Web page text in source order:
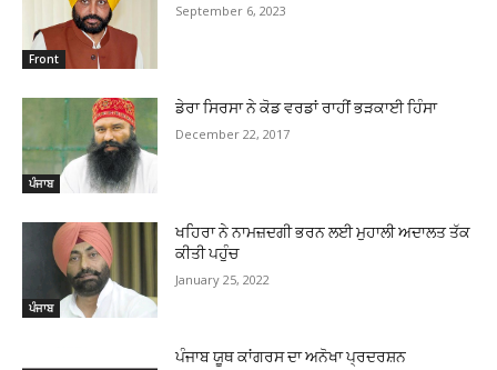
Front
September 6, 2023
ਪੰਜਾਬ
ਡੇਰਾ ਸਿਰਸਾ ਨੇ ਕੋਡ ਵਰਡਾਂ ਰਾਹੀਂ ਭੜਕਾਈ ਹਿੰਸਾ
December 22, 2017
ਪੰਜਾਬ
ਖਹਿਰਾ ਨੇ ਨਾਮਜ਼ਦਗੀ ਭਰਨ ਲਈ ਮੁਹਾਲੀ ਅਦਾਲਤ ਤੱਕ
ਕੀਤੀ ਪਹੁੰਚ
January 25, 2022
ਪੰਜਾਬ ਯੂਥ ਕਾਂਗਰਸ ਦਾ ਅਨੋਖਾ ਪ੍ਰਦਰਸ਼ਨ